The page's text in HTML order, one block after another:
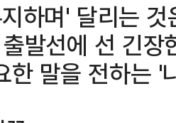
하며' 달리는
발선에 선 긴
한 말을 전하는 '